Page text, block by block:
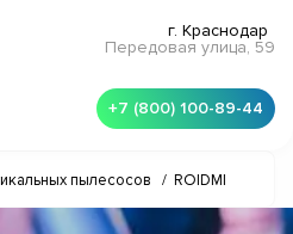
г. Краснодар
Передовая улица, 59
+7 (800) 100-89-44
пылесосов / ROIDMI